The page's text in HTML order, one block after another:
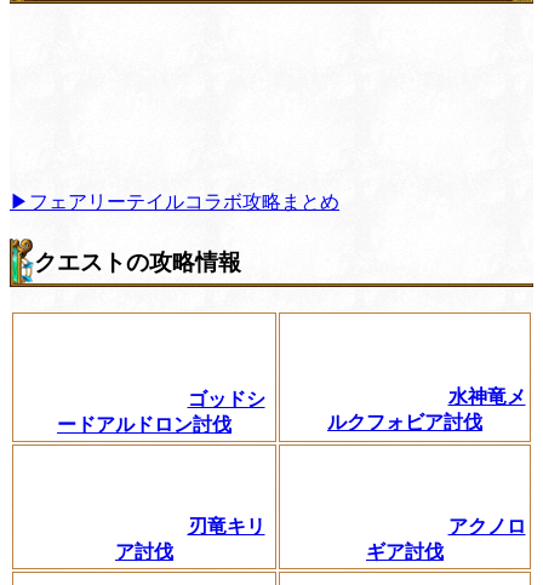
▶フェアリーテイルコラボ攻略まとめ
クエストの攻略情報
ゴッドシ
ードアルドロン討伐
水神竜メ
ルクフォビア討伐
刃竜キリ
ア討伐
アクノロ
ギア討伐